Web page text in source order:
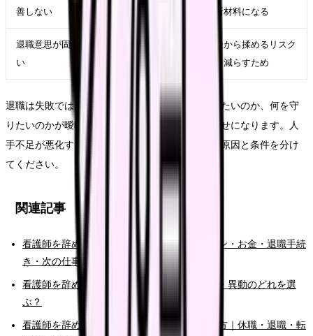
善しない
断材料になる
退職意思が固
い
ぎ、書面記録を整える
後から揉めるリスク
を減らすため
退職は失敗ではありません。ただし、何から逃げたいのか、何を守
りたいのかが曖昧なままだと、次の選択肢が運任せになります。人
手不足が悪化する職場から逃げるべきか時こそ、原因と条件を分け
てください。
関連記事
看護師を辞めたい時の完全ガイド。限界サイン・お金・退職手続
き・次の仕事まで整理
看護師を辞めたい時の判断基準｜転職・休職・異動のどれを選
ぶ？
看護師を辞めたいけどお金が不安な時の考え方｜休職・退職・転